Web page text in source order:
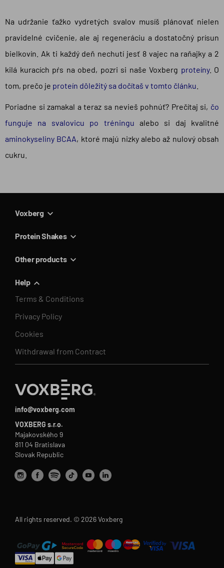
Na udržanie ťažko vydretých svalov musíš plánovať nielen
pravidelné cvičenie, ale aj regeneráciu a dostatočný prísun
bielkovín. Ak ti každý deň nechutí jesť 8 vajec na raňajky a 2
kilá kuracích pŕs na obed, pozri si naše Voxberg proteíny. O
tom, prečo je proteín dôležitý sa dočítaš v tomto článku
Poriadne si zamakal a teraz sa nevieš pohnúť? Prečítaj si, čo
funguje na svalovicu po tréningu alebo si daj kvalitné
aminokyseliny BCAA, ktoré majú nizky alebo až nulový obsah
cukru.
info@voxberg.com
VOXBERG s.r.o.
Majakovského 9
811 04 Bratislava
Slovak Republic
Voxberg
Protein Shakes
Other products
Help
Terms & Conditions
Privacy Policy
Cookies
Withdrawal from Contract
All rights reserved. © 2026 Voxberg